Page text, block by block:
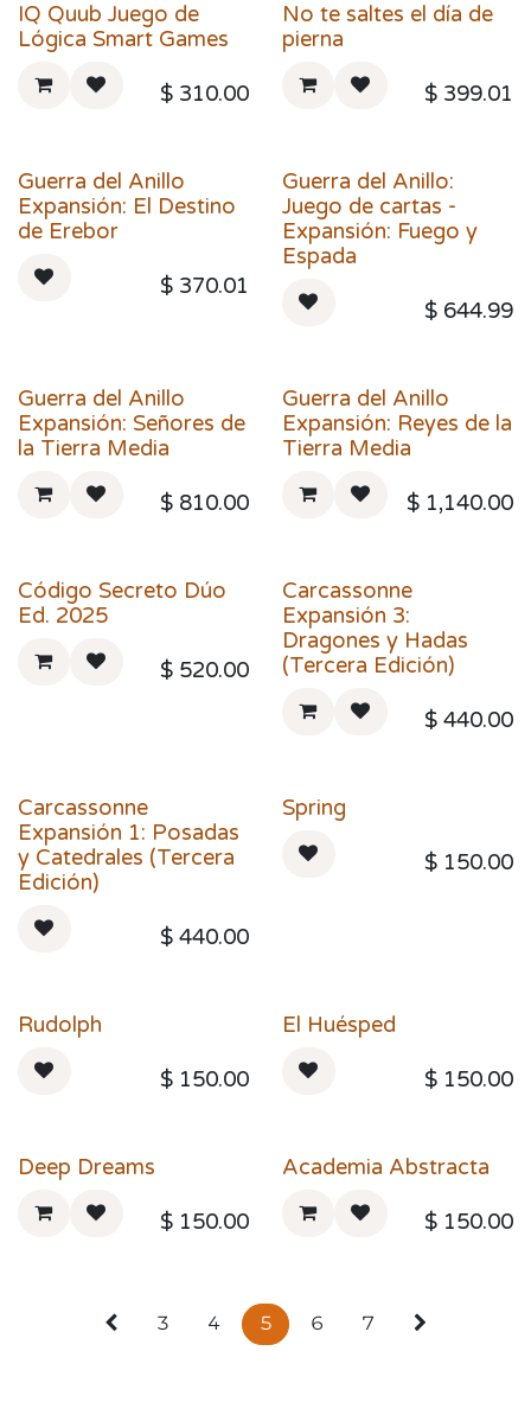
IQ Quub Juego de
Lógica Smart Games
$ 310.00
No te saltes el día de
pierna
$ 399.01
Guerra del Anillo
Expansión: El Destino
de Erebor
$ 370.01
Guerra del Anillo:
Juego de cartas -
Expansión: Fuego y
Espada
$ 644.99
Guerra del Anillo
Expansión: Señores de
la Tierra Media
$ 810.00
Guerra del Anillo
Expansión: Reyes de la
Tierra Media
$ 1,140.00
Código Secreto Dúo
Ed. 2025
$ 520.00
Carcassonne
Expansión 3:
Dragones y Hadas
(Tercera Edición)
$ 440.00
Carcassonne
Expansión 1: Posadas
y Catedrales (Tercera
Edición)
$ 440.00
Spring
$ 150.00
Rudolph
$ 150.00
El Huésped
$ 150.00
Deep Dreams
$ 150.00
Academia Abstracta
$ 150.00
3 4 5 6 7